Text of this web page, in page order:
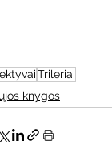
Trileriai
knygos